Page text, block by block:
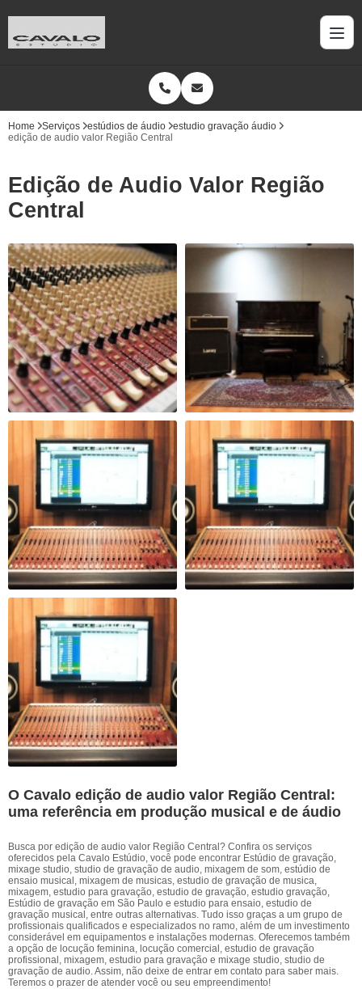
Home Serviços estúdios de áudio
estudio gravação áudio
edição de audio valor Região Central
Edição de Audio Valor Região
Central
O Cavalo edição de audio valor Região Central:
uma referência em produção musical e de áudio
Busca por edição de audio valor Região Central? Confira os serviços
oferecidos pela Cavalo Estúdio, você pode encontrar Estúdio de gravação,
mixage studio, studio de gravação de audio, mixagem de som, estúdio de
ensaio musical, mixagem de musicas, estudio de gravação de musica,
mixagem, estudio para gravação, estudio de gravação, estudio gravação,
Estúdio de gravação em São Paulo e estudio para ensaio, estudio de
gravação musical, entre outras alternativas. Tudo isso graças a um grupo de
profissionais qualificados e especializados no ramo, além de um investimento
considerável em equipamentos e instalações modernas. Oferecemos também
a opção de locução feminina, locução comercial, estudio de gravação
profissional, mixagem, estudio para gravação e mixage studio, studio de
gravação de audio. Assim, não deixe de entrar em contato para saber mais.
Teremos o prazer de atender você ou seu empreendimento!